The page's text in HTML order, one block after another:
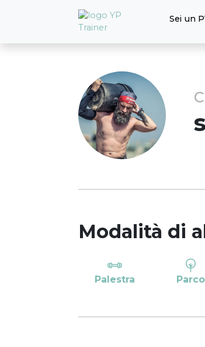
Sei un
Modalità di
Palestra Parco